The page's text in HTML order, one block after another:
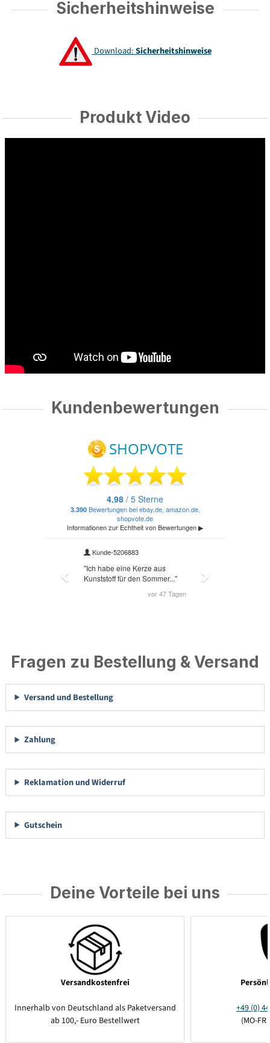
Sicherheitshinweise
Download:Sicherheitshinweise
Produkt Video
Kundenbewertungen
Fragen zu Bestellung & Versand
Versand und Bestellung
Zahlung
Reklamation und Widerruf
Gutschein
Deine Vorteile bei uns
Versandkostenfrei
Innerhalb von Deutschland als Paketversand
ab 100,- Euro Bestellwert
+49 (0)
(MO-